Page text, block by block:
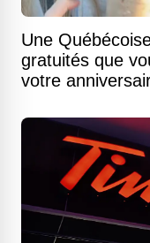
Une
gratuités que
votre